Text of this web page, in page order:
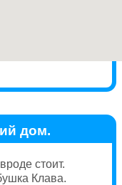
дом.
стоит.
Клава.